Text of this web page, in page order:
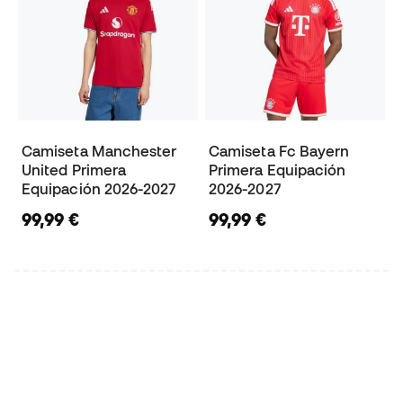
Camiseta Manchester
United Primera
Equipación 2026-2027
99,99 €
Camiseta Fc Bayern
Primera Equipación
2026-2027
99,99 €